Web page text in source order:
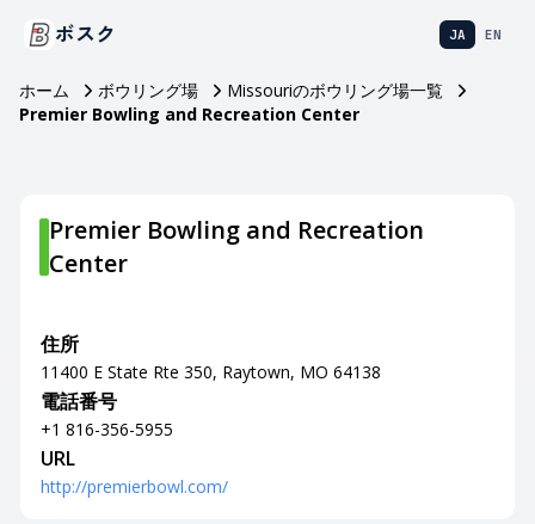
ボスク JA EN
ホーム ボウリング場
Missouriのボウリング場一覧
Premier Bowling and Recreation Center
Premier Bowling and Recreation
Center
住所
11400 E State Rte 350, Raytown, MO 64138
電話番号
+1 816-356-5955
URL
http://premierbowl.com/